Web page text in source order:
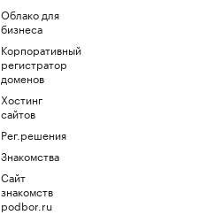
Облако для
бизнеса
Корпоративный
регистратор
доменов
Хостинг
сайтов
Рег.решения
Знакомства
Сайт
знакомств
podbor.ru